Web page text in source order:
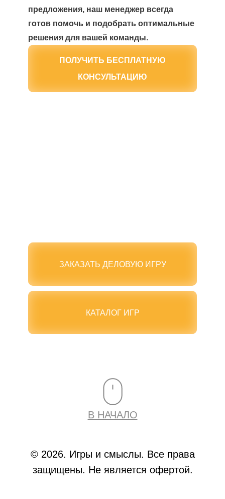
предложения, наш менеджер всегда
готов помочь и подобрать оптимальные
решения для вашей команды.
ПОЛУЧИТЬ БЕСПЛАТНУЮ
КОНСУЛЬТАЦИЮ
ЗАКАЗАТЬ ДЕЛОВУЮ ИГРУ
КАТАЛОГ ИГР
В НАЧАЛО
© 2026. Игры и смыслы. Все права
защищены. Не является офертой.